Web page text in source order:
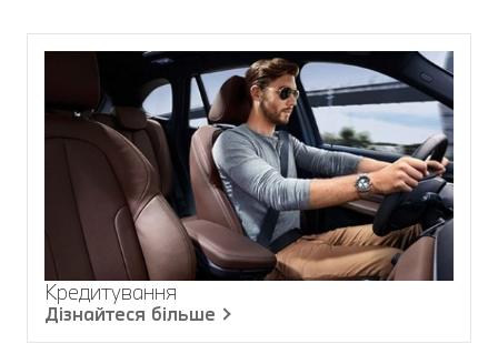
Кредитування
Дізнайтеся більше